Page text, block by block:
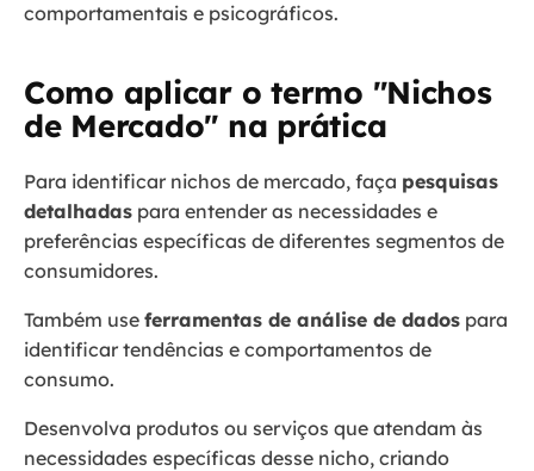
comportamentais e psicográficos.
Como aplicar o termo "Nichos
de Mercado" na prática
Para identificar nichos de mercado, faça pesquisas
detalhadas para entender as necessidades e
preferências específicas de diferentes segmentos de
consumidores.
Também use ferramentas de análise de dados para
identificar tendências e comportamentos de
consumo.
Desenvolva produtos ou serviços que atendam às
necessidades específicas desse nicho, criando